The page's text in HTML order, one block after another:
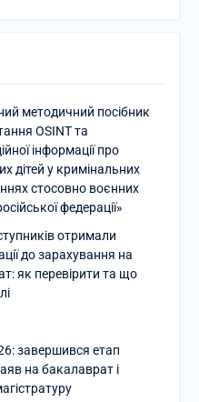
методичний посібник
OSINT та
інформації про
дітей у кримінальних
стосовно воєнних
федерації»
отримали
до зарахування на
як перевірити та що
завершився етап
на бакалаврат і